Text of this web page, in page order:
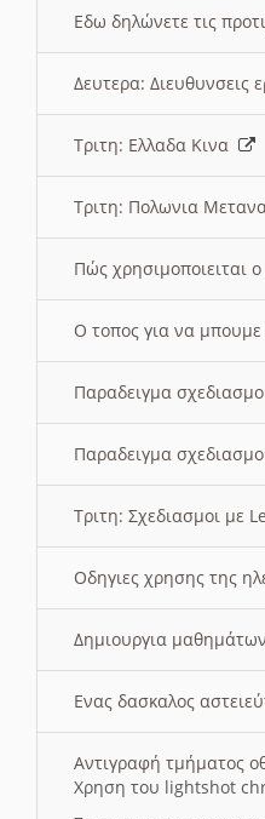
Εδω δηλώνετε τις
Δευτερα: Διευθυνσεις
Τριτη: Ελλαδα Κινα
Τριτη: Πολωνια
Πώς χρησιμοποιειται
O τοπος για να
Παραδειγμα
Παραδειγμα
Τριτη: Σχεδιασμοι με
Οδηγιες χρησης της
Δημιουργια
Ενας δασκαλος
Αντιγραφή τμήματος
Χρηση του lightshot